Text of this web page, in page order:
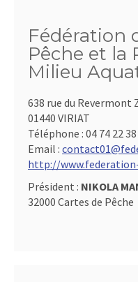
Fédération
Pêche et la
Milieu
638 rue du Revermont
01440 VIRIAT
Téléphone : 04 74 22
Email :
http://
Président : NIKOLA
32000 Cartes de Pêche